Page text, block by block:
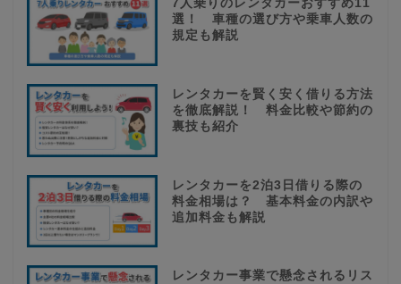
7人乗りのレンタカーおすすめ11
選！ 車種の選び方や乗車人数の
規定も解説
レンタカーを賢く安く借りる方法
を徹底解説！ 料金比較や節約の
裏技も紹介
レンタカーを2泊3日借りる際の
料金相場は？ 基本料金の内訳や
追加料金も解説
レンタカー事業で懸念されるリス